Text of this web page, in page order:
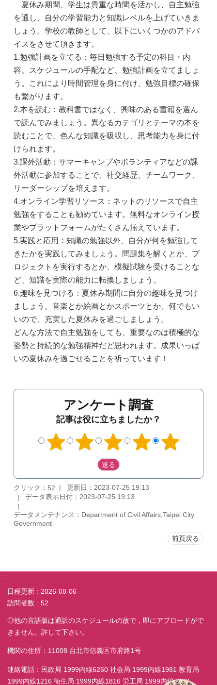
夏休み期間、学生は貴重な時間を活かし、自主勉強
を通し、自分の学習能力と知識レベルを上げていきま
しょう。学校の教師として、以下にいくつかのアドバ
イスをさせて頂きます。
1.勉強計画を立てる：毎日勉強する予定の科目・内
容、スケジュールの手配など、勉強計画を立てましょ
う。これにより時間管理を身に付け、勉強目標の確保
も繋がります。
2.本を読む：教科書ではなく、興味のある書籍を選ん
で読んでみましょう。異なるカテゴリとテーマの本を
読むことで、色んな知識を吸収し、思考能力を身に付
けられます。
3.課外活動：サマーキャンプやボランティアなどの課
外活動に参加することで、社交経歴、チームワーク、
リーダーシップを培えます。
4.オンライン学習リソース：ネットのリソースで自主
勉強をすることも勧めています。無料なオンライン授
業やプラットフォームがたくさん揃えています。
5.実践と応用：知識の勉強以外、自分が何を勉強して
きたかを実践してみましょう。問題集を解くとか、プ
ロジェクトを実行するとか、模擬試験を受けることな
ど、知識を実際の能力に転換しましょう。
6.趣味を見つける：夏休み期間に自分の趣味を見つけ
ましょう。音楽とか絵画とかスポーツとか、何でもい
いので、充実した夏休みを過ごしましょう。
どんな方法で自主勉強をしても、重要なのは積極的な
姿勢と持続的な勉強精神だど思われます。成果いっぱ
いの夏休みを過ごせることを祈っています！
アンケート調査
記事は役に立ちましたか？
クリック： 52
更新日：2023-07-25 19:13
データ表示日付：2023-07-25 19:13
データメンテナンス：Department of Civil Affairs,Taipei City
Government
前頁戻る
:::
日程更新
2026-08-06
訪問者数
52
◎他の言語版は通訳のスケジュールの故で，即にアプロードがで
きません。許して下さい。
機関の住所：11008 台北市信義区市府路1号
連絡電話：民政局 1999内線6260 社会局 1999内線1981 教育局
1999内線1216 衛生局 1999内線1816 労工局 1999内線7038